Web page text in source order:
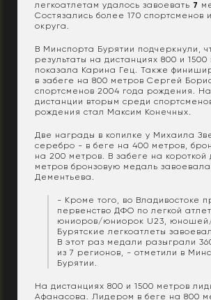
легкоатлетам удалось завоевать 7
Состязались более 170 спортсменов
округа.
В Минспорта Бурятии подчеркнули,
результаты на дистанциях 800 и 1500
показала Карина Гец. Также
в забеге на 800 метров Сергей
спортсменов 2004 года рождения.
дистанции вторым среди
рождения стал Максим Конечных.
Две награды в копилке у Михаила
серебро - в беге на 400 метров,
на 200 метров. В забеге на короткой
метров бронзовую медаль
Дементьева.
- Кроме того, во Владивостоке
первенство ДФО по легкой
юниоров/юниорок U23,
Бурятские легкоатлеты
В этот раз медали разыграли
из 7 регионов, - отметили в
Бурятии.
На дистанциях 800 и 1500 метров
Афанасова. Лидером в беге на 800